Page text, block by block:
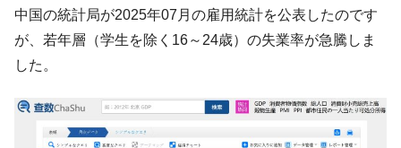
『Money1』
【韓国の外貨準備】2026年07月は4,279億ド
『Money1』
ーにウソのデータを入力したのは明白だ」
『Money1』
韓国･李在明さっそく不動産対策で浅薄な発
中国の統計局が2025年07月の雇用統計を公表したのです
が、若年層（学生を除く16～24歳）の失業率が急騰しま
した。